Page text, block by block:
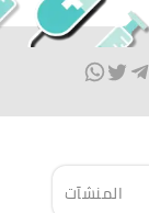
المنشآت